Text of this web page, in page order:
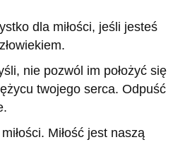
dla miłości, jeśli jesteś
nie pozwól im położyć się
twojego serca. Odpuść
Miłość jest naszą